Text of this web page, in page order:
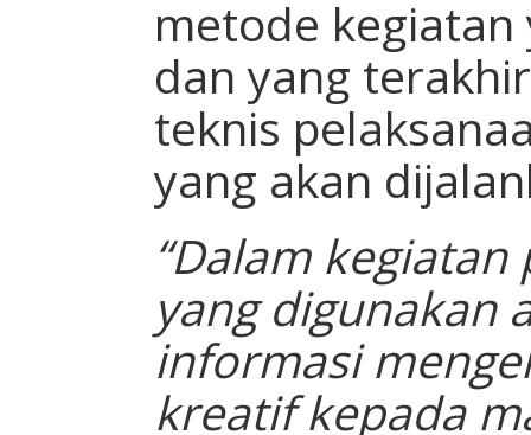
metode
dan yang
teknis
yang akan
“Dalam
yang digunakan
informasi
kreatif kepada